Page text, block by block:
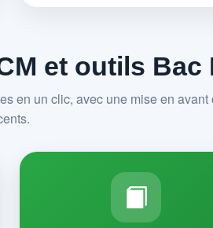
et outils Bac
en un clic, avec une mise en